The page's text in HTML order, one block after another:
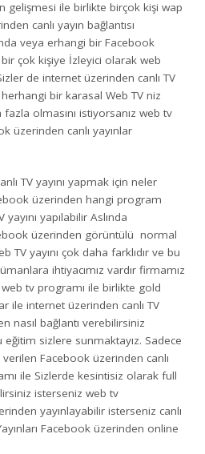
gelişmesi ile birlikte birçok kişi wap
canlı yayın bağlantısı
veya erhangi bir Facebook
çok kişiye İzleyici olarak web
de internet üzerinden canlı TV
herhangi bir karasal Web TV niz
olmasını istiyorsanız web tv
üzerinden canlı yayınlar
TV yayını yapmak için neler
üzerinden hangi program
yapılabilir Aslında
üzerinden görüntülü normal
TV yayını çok daha farklıdır ve bu
ihtiyacımız vardır firmamız
tv programı ile birlikte gold
ile internet üzerinden canlı TV
nasıl bağlantı verebilirsiniz
sizlere sunmaktayız. Sadece
Facebook üzerinden canlı
ile Sizlerde kesintisiz olarak full
isterseniz web tv
yayınlayabilir isterseniz canlı
Facebook üzerinden online